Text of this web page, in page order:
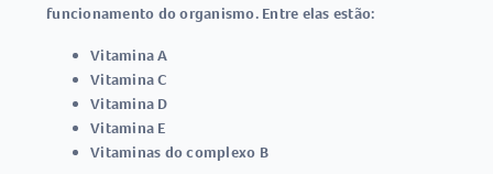
funcionamento do organismo. Entre elas estão:
Vitamina A
Vitamina C
Vitamina D
Vitamina E
Vitaminas do complexo B